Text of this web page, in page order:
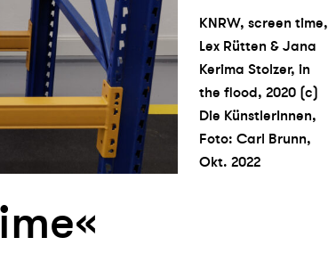
KNRW, screen time,
Lex Rütten & Jana
Kerima Stolzer, in
the flood, 2020 (c)
Die KünstlerInnen,
Foto: Carl Brunn,
Okt. 2022